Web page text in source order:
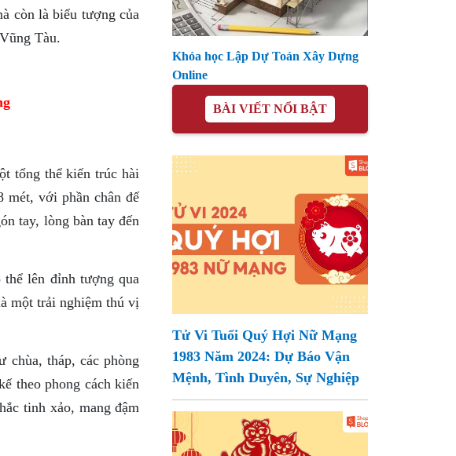
còn là biểu tượng của
Tàu.
tổng thể kiến trúc hài
mét, với phần chân đế
tay, lòng bàn tay đến
lên đỉnh tượng qua
một trải nghiệm thú vị
tháp, các phòng
theo phong cách kiến
tinh xảo, mang đậm
Khóa học Lập Dự Toán Xây Dựng
Online
BÀI VIẾT NỔI BẬT
Tử Vi Tuổi Quý Hợi Nữ Mạng
1983 Năm 2024: Dự Báo Vận
Mệnh, Tình Duyên, Sự Nghiệp